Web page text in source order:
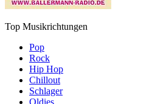
Top Musikrichtungen
Pop
Rock
Hip Hop
Chillout
Schlager